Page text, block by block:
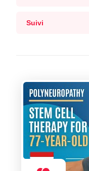
Suivi